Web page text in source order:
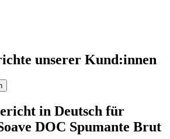
unserer Kund:innen
in Deutsch für
DOC Spumante Brut